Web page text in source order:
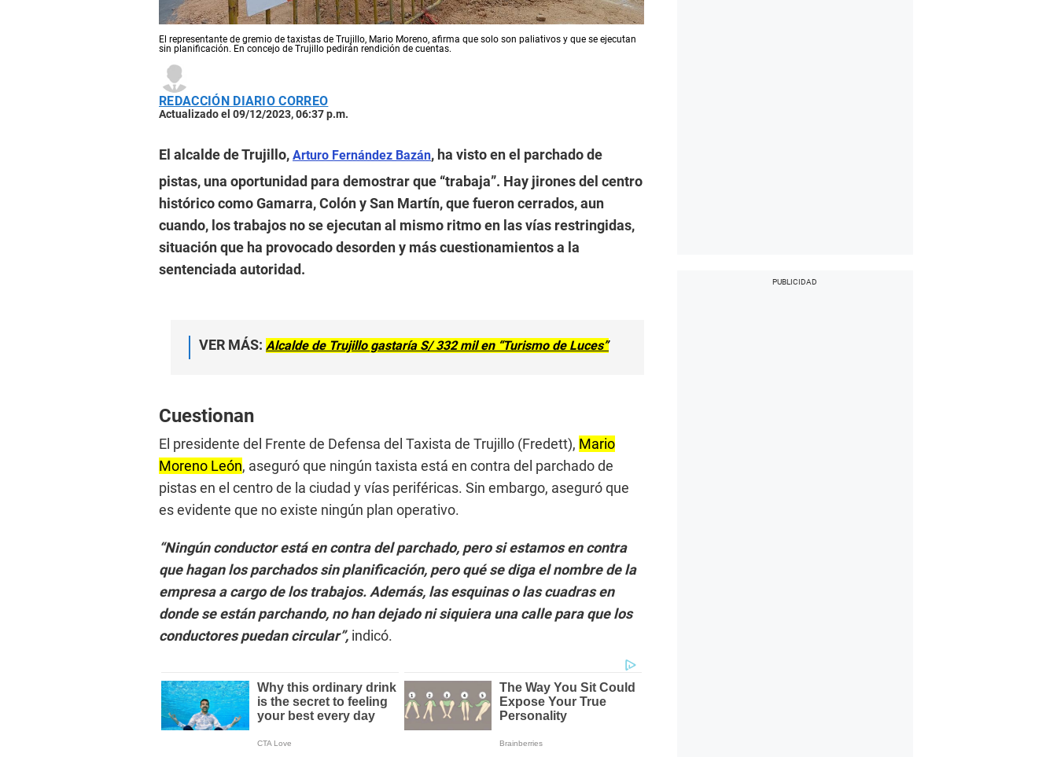
El representante de gremio de taxistas de Trujillo, Mario Moreno, afirma que solo son paliativos y que se ejecutan
sin planificación. En concejo de Trujillo pedirán rendición de cuentas.
REDACCIÓN DIARIO CORREO
Actualizado el 09/12/2023, 06:37 p.m.
El alcalde de Trujillo, Arturo Fernández Bazán, ha visto en el parchado de
pistas, una oportunidad para demostrar que “trabaja”. Hay jirones del centro
histórico como Gamarra, Colón y San Martín, que fueron cerrados, aun
cuando, los trabajos no se ejecutan al mismo ritmo en las vías restringidas,
situación que ha provocado desorden y más cuestionamientos a la
sentenciada autoridad.
VER MÁS: Alcalde de Trujillo gastaría S/ 332 mil en “Turismo de Luces”
Cuestionan
El presidente del Frente de Defensa del Taxista de Trujillo (Fredett), Mario
Moreno León, aseguró que ningún taxista está en contra del parchado de
pistas en el centro de la ciudad y vías periféricas. Sin embargo, aseguró que
es evidente que no existe ningún plan operativo.
“Ningún conductor está en contra del parchado, pero si estamos en contra
que hagan los parchados sin planificación, pero qué se diga el nombre de la
empresa a cargo de los trabajos. Además, las esquinas o las cuadras en
donde se están parchando, no han dejado ni siquiera una calle para que los
conductores puedan circular”, indicó.